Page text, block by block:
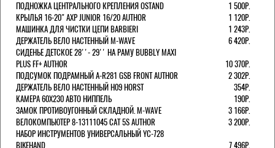
ПОДНОЖКА ЦЕНТРАЛЬНОГО КРЕПЛЕНИЯ OSTAND
1 500Р.
КРЫЛЬЯ 16-20" AXP JUNIOR 16/20 AUTHOR
1 120Р.
МАШИНКА ДЛЯ ЧИСТКИ ЦЕПИ BARBIERI
1 243Р.
ДЕРЖАТЕЛЬ ВЕЛО НАСТЕННЫЙ M-WAVE
6 420Р.
СИДЕНЬЕ ДЕТСКОЕ 28''- 29'' НА РАМУ BUBBLY MAXI
PLUS FF+ AUTHOR
10 370Р.
ПОДСУМОК ПОДРАМНЫЙ A-R281 GSB FRONT AUTHOR
2 302Р.
ДЕРЖАТЕЛЬ ВЕЛО НАСТЕННЫЙ H09 HORST
354Р.
КАМЕРА 60X230 АВТО НИППЕЛЬ
190Р.
ЗАМОК ПРОТИВОУГОННЫЙ СКЛАДНОЙ. M-WAVE
3 166Р.
ВЕЛОКОМПЬЮТЕР 8-13111045 CAT 5S AUTHOR
3 200Р.
НАБОР ИНСТРУМЕНТОВ УНИВЕРСАЛЬНЫЙ YC-728
BIKEHAND
7 496Р.